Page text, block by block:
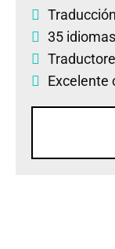
35 idiomas
Excelente